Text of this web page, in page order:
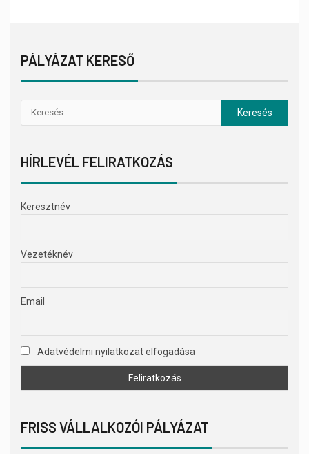
PÁLYÁZAT KERESŐ
HÍRLEVÉL FELIRATKOZÁS
Keresztnév
Vezetéknév
Email
Adatvédelmi nyilatkozat elfogadása
FRISS VÁLLALKOZÓI PÁLYÁZAT